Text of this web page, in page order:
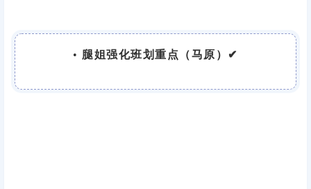
• 腿姐强化班划重点（马原） ✔